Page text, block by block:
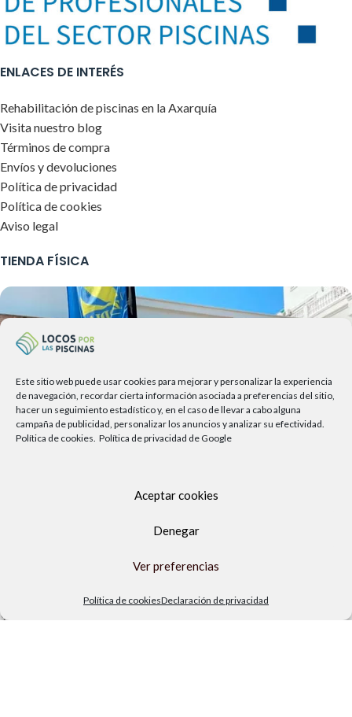
Este sitio web puede usar cookies para mejorar y personalizar la experiencia
de navegación, recordar cierta información asociada a preferencias del sitio,
hacer un seguimiento estadístico y, en el caso de llevar a cabo alguna
campaña de publicidad, personalizar los anuncios y analizar su efectividad.
Política de cookies. Política de privacidad de Google
Aceptar cookies
Denegar
Ver preferencias
Política de cookiesDeclaración de privacidad
ENLACES DE INTERÉS
Rehabilitación de piscinas en la Axarquía
Visita nuestro blog
Términos de compra
Envíos y devoluciones
Política de privacidad
Política de cookies
Aviso legal
TIENDA FÍSICA
29740 Torre del Mar, Málaga
Lunes a viernes
9.00h a 13.30h - 16.00h a 19.00h